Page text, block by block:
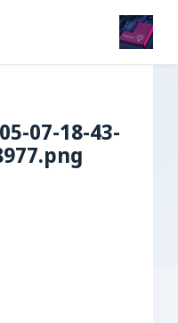
07-18-43-